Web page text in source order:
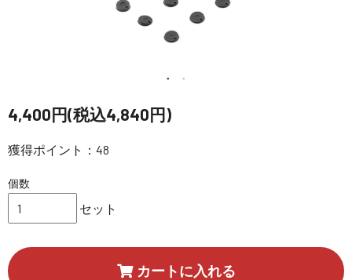
講習会･国家資格･WEBセミナー
定期配信!
4,400円(税込4,840円)
獲得ポイント：48
個数
セット
カートに入れる